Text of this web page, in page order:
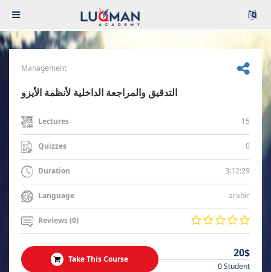
Management
التدقيق والمراجعة الداخلية لأنظمة الأيزو
Lectures 15
Quizzes 0
Duration 3:12:29
Language arabic
Reviews (0)
Take This Course 20$
0 Student